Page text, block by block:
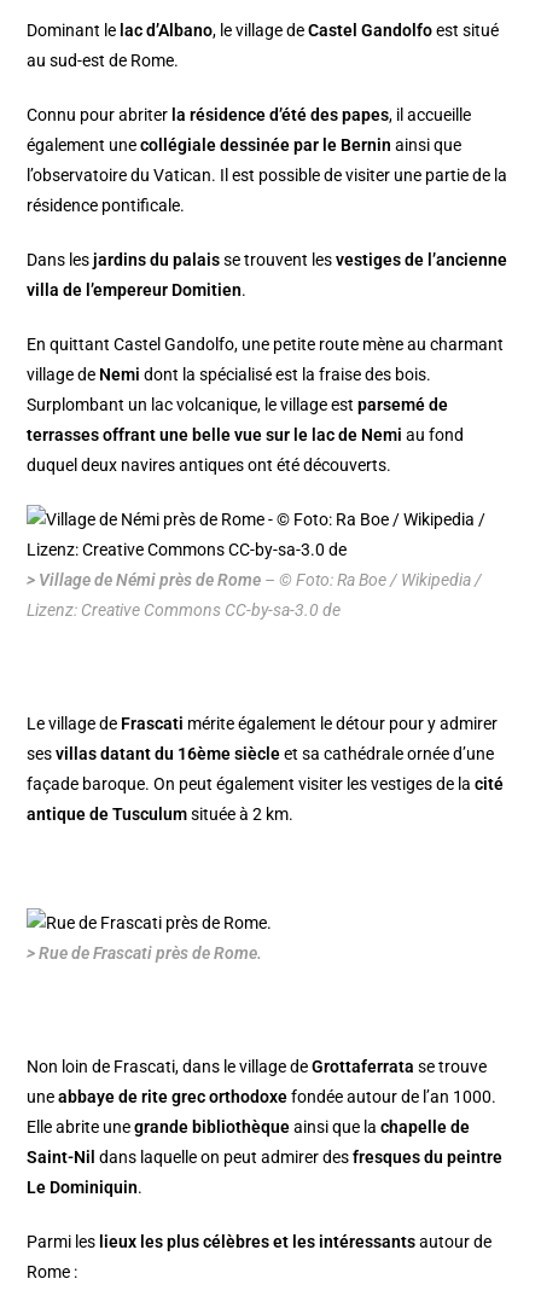
Dominant le lac d’Albano, le village deCastel Gandolfoest situé
au sud-est de Rome.
Connu pour abriter la résidence d’été des papes, il accueille
également unecollégiale dessinée par le Bernin ainsi que
l’observatoire du Vatican. Il est possible de visiter une partie de la
résidence pontificale.
Dans lesjardins du palaisse trouvent lesvestiges de l’ancienne
villa de l’empereur Domitien.
En quittant Castel Gandolfo, une petite route mène au charmant
village de Nemi dont la spécialisé est la fraise des bois.
Surplombant un lac volcanique, le village estparsemé de
terrasses offrant une belle vue sur le lac de Nemi au fond
duquel deux navires antiques ont été découverts.
> Village de Némi près de Rome – © Foto: Ra Boe / Wikipedia /
Lizenz: Creative Commons CC-by-sa-3.0 de
Le village de Frascati mérite également le détour pour y admirer
sesvillas datant du 16ème siècleet sa cathédrale ornée d’une
façade baroque. On peut également visiter les vestiges de lacité
antique de Tusculumsituée à 2 km.
> Rue de Frascati près de Rome.
Non loin de Frascati, dans le village deGrottaferrata se trouve
uneabbaye de rite grec orthodoxefondée autour de l’an 1000.
Elle abrite unegrande bibliothèqueainsi que lachapelle de
Saint-Nil dans laquelle on peut admirer desfresques du peintre
Le Dominiquin.
Parmi les lieux les plus célèbres et les intéressantsautour de
Rome :